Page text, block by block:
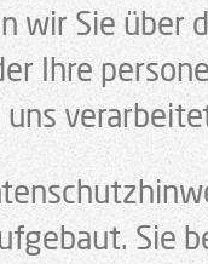
wir Sie über
Ihre
uns
Sie